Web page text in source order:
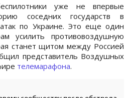
уже не впервые
соседних государств в
атак по Украине. Это еще один
усилить противовоздушную
станет щитом между Россией
представитель Воздушных
телемарафона.